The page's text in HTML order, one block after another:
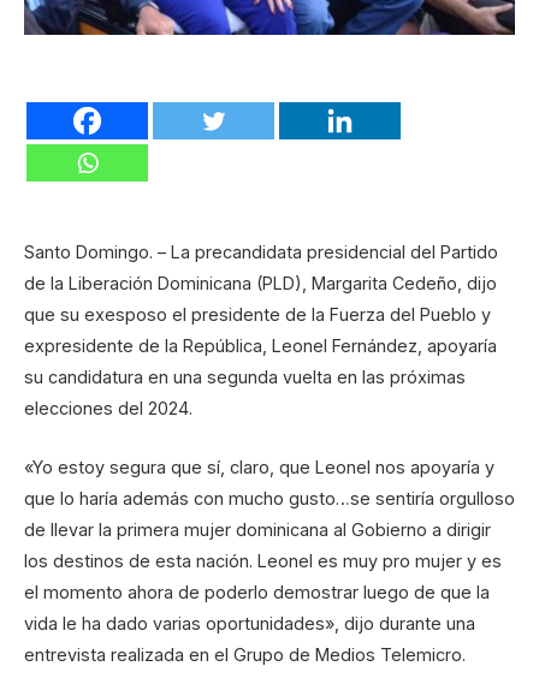
Santo Domingo. – La precandidata presidencial del Partido
de la Liberación Dominicana (PLD), Margarita Cedeño, dijo
que su exesposo el presidente de la Fuerza del Pueblo y
expresidente de la República, Leonel Fernández, apoyaría
su candidatura en una segunda vuelta en las próximas
elecciones del 2024.
«Yo estoy segura que sí, claro, que Leonel nos apoyaría y
que lo haría además con mucho gusto…se sentiría orgulloso
de llevar la primera mujer dominicana al Gobierno a dirigir
los destinos de esta nación. Leonel es muy pro mujer y es
el momento ahora de poderlo demostrar luego de que la
vida le ha dado varias oportunidades», dijo durante una
entrevista realizada en el Grupo de Medios Telemicro.